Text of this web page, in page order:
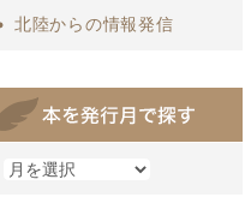
北陸からの情報発信